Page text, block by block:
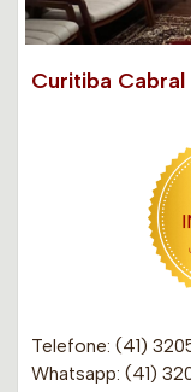
Curitiba Cabral
Telefone: (41)
Whatsapp: (41)